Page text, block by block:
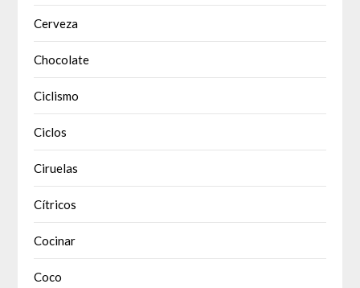
Cerveza
Chocolate
Ciclismo
Ciclos
Ciruelas
Cítricos
Cocinar
Coco